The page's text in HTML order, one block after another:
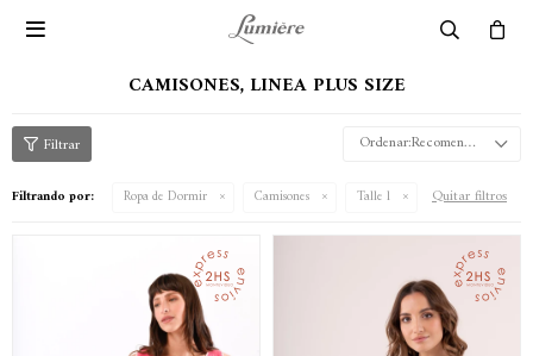

CAMISONES, LINEA PLUS SIZE
Recomendados
Filtrando por: Ropa de Dormir Camisones Talle l Quitar filtros